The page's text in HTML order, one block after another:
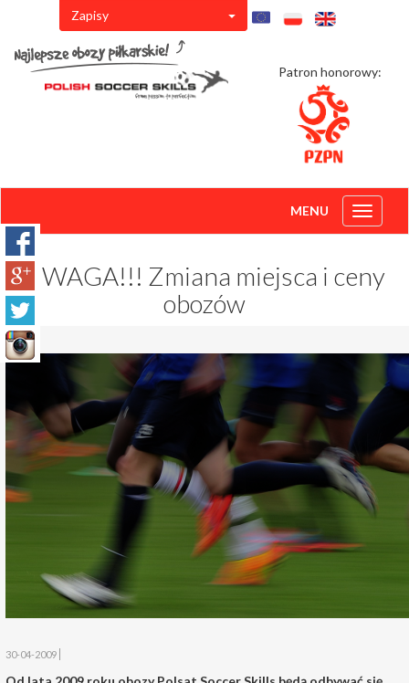
Zapisy
Patron honorowy:
Toggle
MENU
UWAGA!!! Zmiana miejsca i ceny
obozów
30-04-2009